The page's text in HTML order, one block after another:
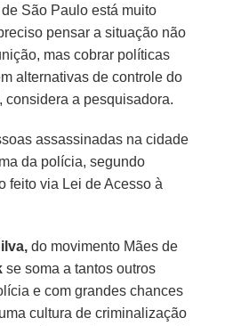
São Paulo está muito
pensar a situação não
mas cobrar políticas
alternativas de controle do
considera a pesquisadora.
assassinadas na cidade
da polícia, segundo
feito via Lei de Acesso à
do movimento Mães de
se soma a tantos outros
e com grandes chances
cultura de criminalização